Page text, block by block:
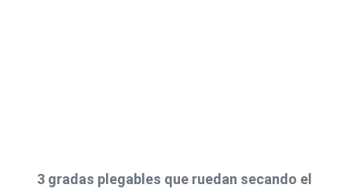
3 gradas plegables que ruedan secando el